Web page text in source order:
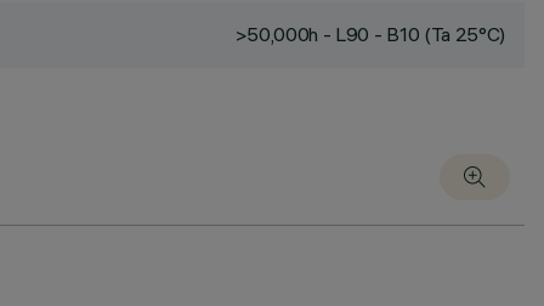
>50,000h - L90 - B10 (Ta 25°C)